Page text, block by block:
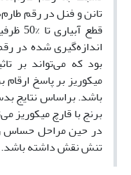
تانن و فنل در رقم
قطع
اندازه‌گیری شده در
بود که می‌تواند بر
میکوریز بر پاسخ
باشد. براساس نتایج
برنج با قارچ میکوریز
در حین مراحل حساس
تنش نقش داشته باشد.